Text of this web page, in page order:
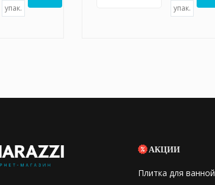
упак. упак.
АКЦИИ
Плитка для ванной